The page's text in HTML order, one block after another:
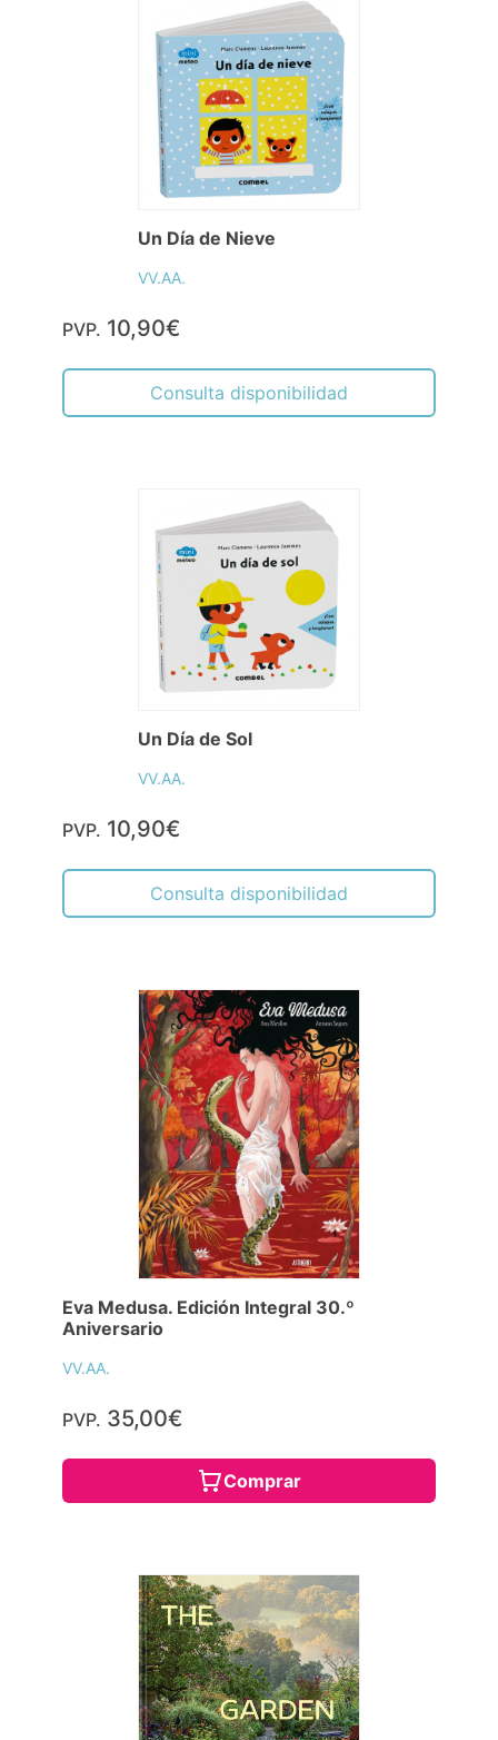
Un Día de Nieve
VV.AA.
PVP. 10,90€
Consulta disponibilidad
Un Día de Sol
VV.AA.
PVP. 10,90€
Consulta disponibilidad
Eva Medusa. Edición Integral 30.º
Aniversario
VV.AA.
PVP. 35,00€
Comprar